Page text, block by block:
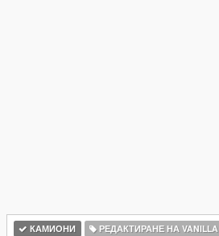
КАМИОНИ РЕДАКТИРАНЕ НА VANILLA